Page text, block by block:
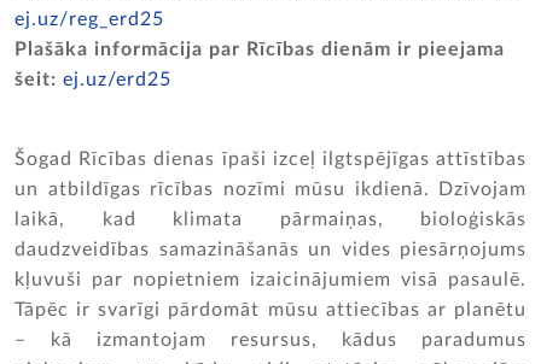
ej.uz/reg_erd25
Plašāka informācija par Rīcības dienām ir pieejama
šeit: ej.uz/erd25
Šogad Rīcības dienas īpaši izceļ ilgtspējīgas attīstības
un atbildīgas rīcības nozīmi mūsu ikdienā. Dzīvojam
laikā, kad klimata pārmaiņas, bioloģiskās
daudzveidības samazināšanās un vides piesārņojums
kļuvuši par nopietniem izaicinājumiem visā pasaulē.
Tāpēc ir svarīgi pārdomāt mūsu attiecības ar planētu
– kā izmantojam resursus, kādus paradumus